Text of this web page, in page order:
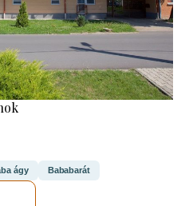
ágy Bababarát